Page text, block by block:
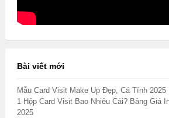
Bài viết mới
Mẫu Card Visit Make Up Đẹp, Cá Tính 2025
1 Hộp Card Visit Bao Nhiêu Cái? Bảng Giá
2025